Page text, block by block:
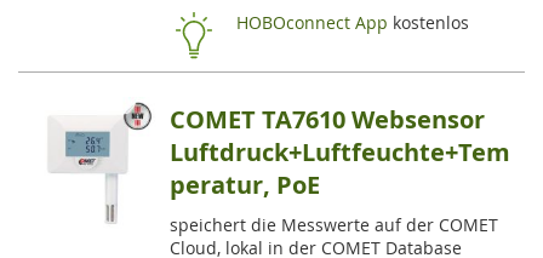
HOBOconnect App kostenlos
COMET TA7610 Websensor
Luftdruck+Luftfeuchte+Tem
peratur, PoE
speichert die Messwerte auf der COMET
Cloud, lokal in der COMET Database